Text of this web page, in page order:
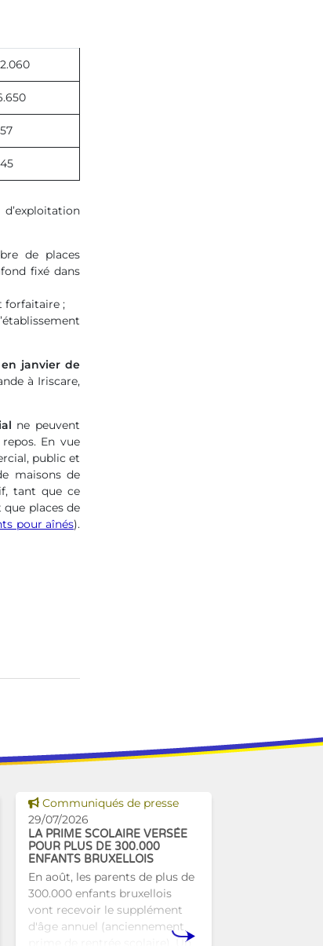
de places
fixé dans
forfaitaire ;
en janvier de
à Iriscare,
ne peuvent
En vue
public et
maisons de
tant que ce
places de
pour aînés).
Voir cette news
Communiqués de presse
29/07/2026
LA PRIME SCOLAIRE VERSÉE
POUR PLUS DE 300.000
ENFANTS BRUXELLOIS
En août, les parents de plus de
300.000 enfants bruxellois
vont recevoir le supplément
d'âge annuel (anciennement
prime de rentrée scolaire). Un